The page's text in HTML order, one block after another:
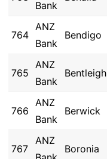
Bank
764
ANZ
Bank
Bendigo
765
ANZ
Bank
Bentleigh
766
ANZ
Bank
Berwick
767
ANZ
Boronia